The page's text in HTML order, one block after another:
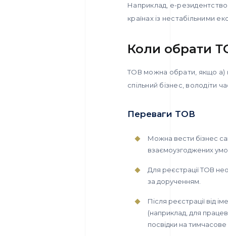
Наприклад, e-
країнах із нестабільними
Коли обрати
ТОВ можна обрати, якщо а)
спільний бізнес, володіти
Переваги ТОВ
Можна вести бізнес
взаємоузгоджених
Для реєстрації ТОВ
за дорученням.
Після реєстрації від
(наприклад, для
посвідки на тимчасове